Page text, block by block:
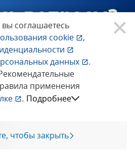
вопросы?
с нами!
вы соглашаетесь
cookie
,
данных
.
применения
. Подробнее
чтобы закрыть
мне